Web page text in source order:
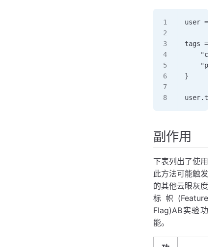
user =
tags
}
副作用
下表列出了使用
此方法可能触发
的其他云眼灰度
标帜(Feature
Flag)AB实验功
能。